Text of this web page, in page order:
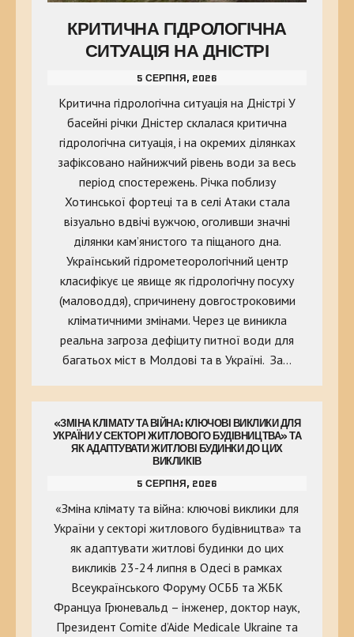
КРИТИЧНА ГІДРОЛОГІЧНА
СИТУАЦІЯ НА ДНІСТРІ
5 СЕРПНЯ, 2026
Критична гідрологічна ситуація на Дністрі У
басейні річки Дністер склалася критична
гідрологічна ситуація, і на окремих ділянках
зафіксовано найнижчий рівень води за весь
період спостережень. Річка поблизу
Хотинської фортеці та в селі Атаки стала
візуально вдвічі вужчою, оголивши значні
ділянки кам’янистого та піщаного дна.
Український гідрометеорологічний центр
класифікує це явище як гідрологічну посуху
(маловоддя), спричинену довгостроковими
кліматичними змінами. Через це виникла
реальна загроза дефіциту питної води для
багатьох міст в Молдові та в Україні. За…
«ЗМІНА КЛІМАТУ ТА ВІЙНА: КЛЮЧОВІ ВИКЛИКИ ДЛЯ
УКРАЇНИ У СЕКТОРІ ЖИТЛОВОГО БУДІВНИЦТВА» ТА
ЯК АДАПТУВАТИ ЖИТЛОВІ БУДИНКИ ДО ЦИХ
ВИКЛИКІВ
5 СЕРПНЯ, 2026
«Зміна клімату та війна: ключові виклики для
України у секторі житлового будівництва» та
як адаптувати житлові будинки до цих
викликів 23-24 липня в Одесі в рамках
Всеукраїнського Форуму ОСББ та ЖБК
Француа Грюневальд – інженер, доктор наук,
Президент Comite d’Aide Medicale Ukraine та